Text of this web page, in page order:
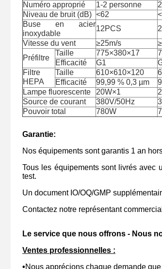
Numéro approprié 1-2 personne
Niveau de bruit (dB) <62
Buse en acier
inoxydable
12PCS
Vitesse du vent
≥25m/s
Préfiltre
Taille 775×380×17
Efficacité
G1
Filtre
HEPA
Taille 610×610×120
Efficacité
99,99 % 0,3 µm
Lampe fluorescente
20W×1
Source de courant
380V/50Hz
Pouvoir total
780W
Garantie:
Nos équipements sont garantis 1 an
Tous les équipements sont livrés avec
test.
Un document IO/OQ/GMP
Contactez notre représentant
Le service que nous offrons - Nous
Ventes professionnelles :
•Nous apprécions chaque demande